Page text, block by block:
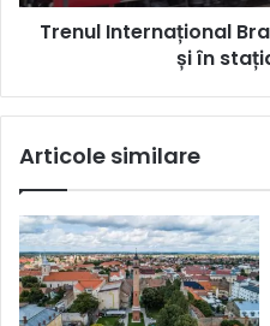
Trenul Internațional
și în
Articole similare